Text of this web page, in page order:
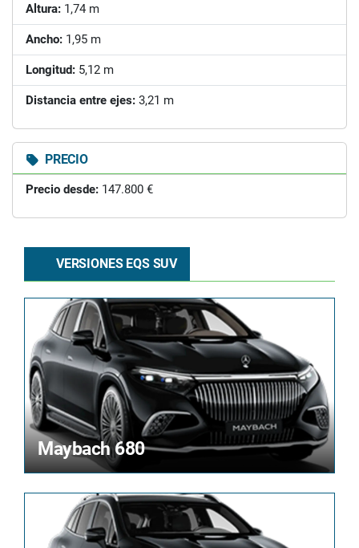
Altura: 1,74 m
Ancho: 1,95 m
Longitud: 5,12 m
Distancia entre ejes: 3,21 m
PRECIO
Precio desde: 147.800 €
VERSIONES EQS SUV
Maybach 680